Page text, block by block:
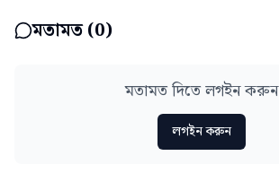
মতামত (0)
মতামত দিতে লগইন করুন
লগইন করুন